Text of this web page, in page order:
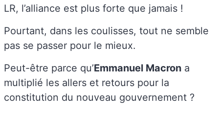
LR, l’alliance est plus forte que jamais !
Pourtant, dans les coulisses, tout ne semble
pas se passer pour le mieux.
Peut-être parce qu’Emmanuel Macron a
multiplié les allers et retours pour la
constitution du nouveau gouvernement ?